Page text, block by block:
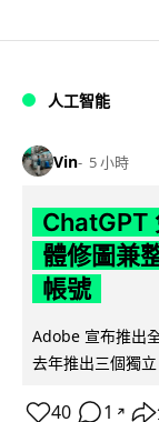
人工智能
Vin 5 小時
ChatGPT
體修圖兼
帳號
Adobe 宣布推出
去年推出三個獨
40 1 ↗